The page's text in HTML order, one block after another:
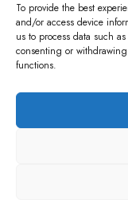
To provide the best
and/or access device
us to process data such
consenting or
functions.